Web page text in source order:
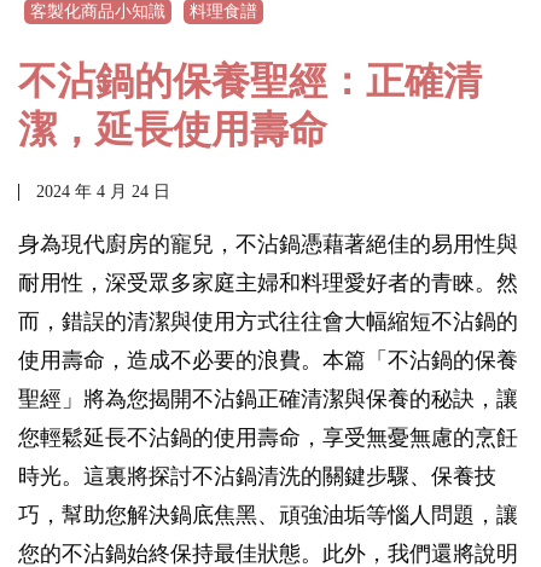
客製化商品小知識 料理食譜
不沾鍋的保養聖經：正確清
潔，延長使用壽命
2024 年 4 月 24 日
身為現代廚房的寵兒，不沾鍋憑藉著絕佳的易用性與
耐用性，深受眾多家庭主婦和料理愛好者的青睞。然
而，錯誤的清潔與使用方式往往會大幅縮短不沾鍋的
使用壽命，造成不必要的浪費。本篇「不沾鍋的保養
聖經」將為您揭開不沾鍋正確清潔與保養的秘訣，讓
您輕鬆延長不沾鍋的使用壽命，享受無憂無慮的烹飪
時光。這裏將探討不沾鍋清洗的關鍵步驟、保養技
巧，幫助您解決鍋底焦黑、頑強油垢等惱人問題，讓
您的不沾鍋始終保持最佳狀態。此外，我們還將說明